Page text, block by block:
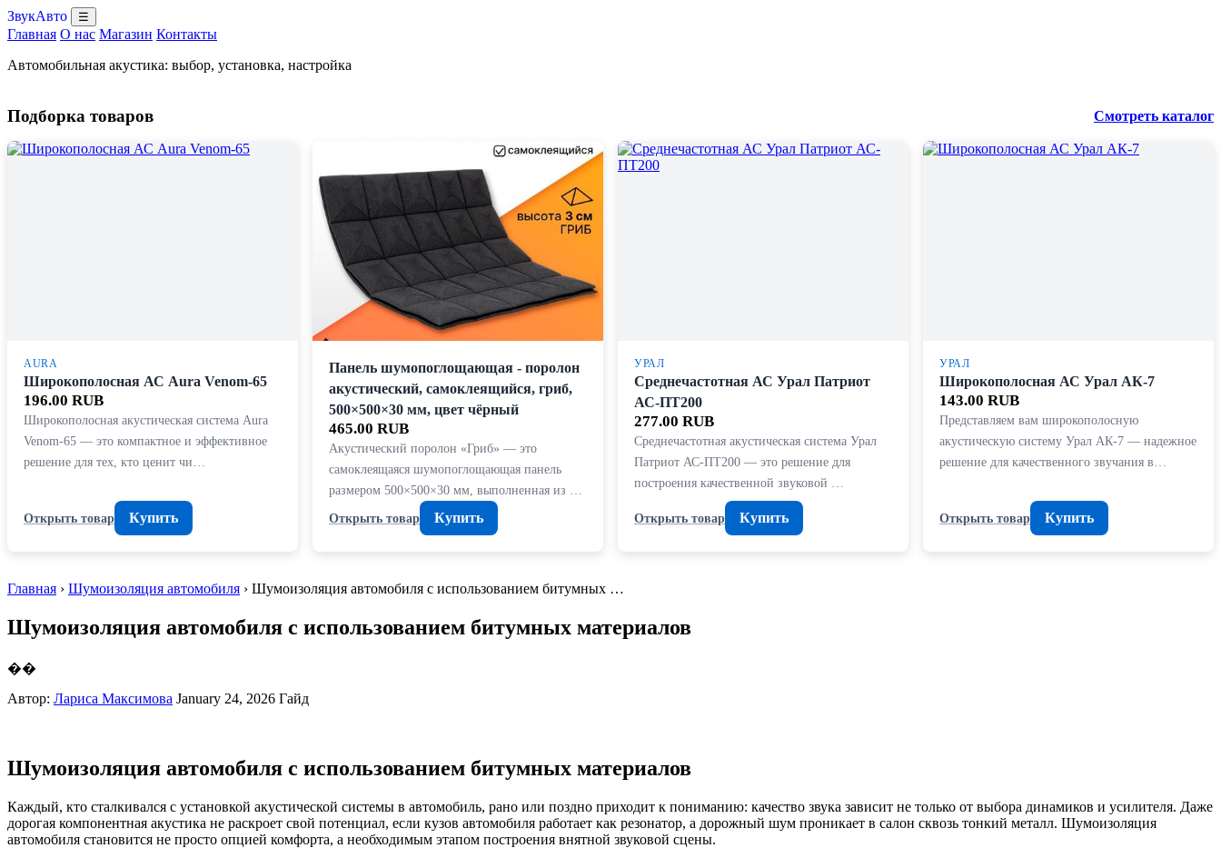
ЗвукАвто ☰
Главная О нас Магазин Контакты
Автомобильная акустика: выбор, установка, настройка
Подборка товаров Смотреть каталог
AURA
Широкополосная АС Aura Venom-65
196.00 RUB
Широкополосная акустическая система Aura
Venom-65 — это компактное и эффективное
решение для тех, кто ценит чи…
Открыть товар Купить
Панель шумопоглощающая - поролон
акустический, самоклеящийся, гриб,
500×500×30 мм, цвет чёрный
465.00 RUB
Акустический поролон «Гриб» — это
самоклеящаяся шумопоглощающая панель
размером 500×500×30 мм, выполненная из …
Открыть товар
Купить
УРАЛ
Среднечастотная АС Урал Патриот
АС-ПТ200
277.00 RUB
Среднечастотная акустическая система Урал
Патриот АС-ПТ200 — это решение для
построения качественной звуковой …
Открыть товар Купить
УРАЛ
Широкополосная АС Урал АК-7
143.00 RUB
Представляем вам широкополосную
акустическую систему Урал АК-7 — надежное
решение для качественного звучания в…
Открыть товар Купить
Главная › Шумоизоляция автомобиля › Шумоизоляция автомобиля с использованием битумных …
Шумоизоляция автомобиля с использованием битумных материалов
��
Автор: Лариса Максимова January 24, 2026 Гайд
Шумоизоляция автомобиля с использованием битумных материалов
Каждый, кто сталкивался с установкой акустической системы в автомобиль, рано или поздно приходит к пониманию: качество звука зависит не только от выбора динамиков и усилителя. Даже
дорогая компонентная акустика не раскроет свой потенциал, если кузов автомобиля работает как резонатор, а дорожный шум проникает в салон сквозь тонкий металл. Шумоизоляция
автомобиля становится не просто опцией комфорта, а необходимым этапом построения внятной звуковой сцены.